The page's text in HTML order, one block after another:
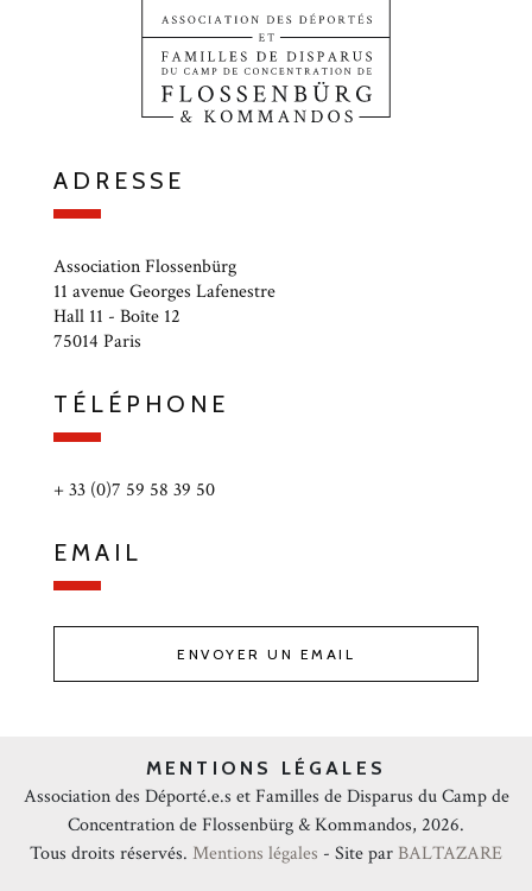
ADRESSE
Association Flossenbürg
11 avenue Georges Lafenestre
Hall 11 - Boîte 12
75014 Paris
TÉLÉPHONE
+ 33 (0)7 59 58 39 50
EMAIL
ENVOYER UN EMAIL
MENTIONS LÉGALES
Association des Déporté.e.s et Familles de Disparus du Camp de
Concentration de Flossenbürg & Kommandos, 2026.
Tous droits réservés. Mentions légales - Site par BALTAZARE